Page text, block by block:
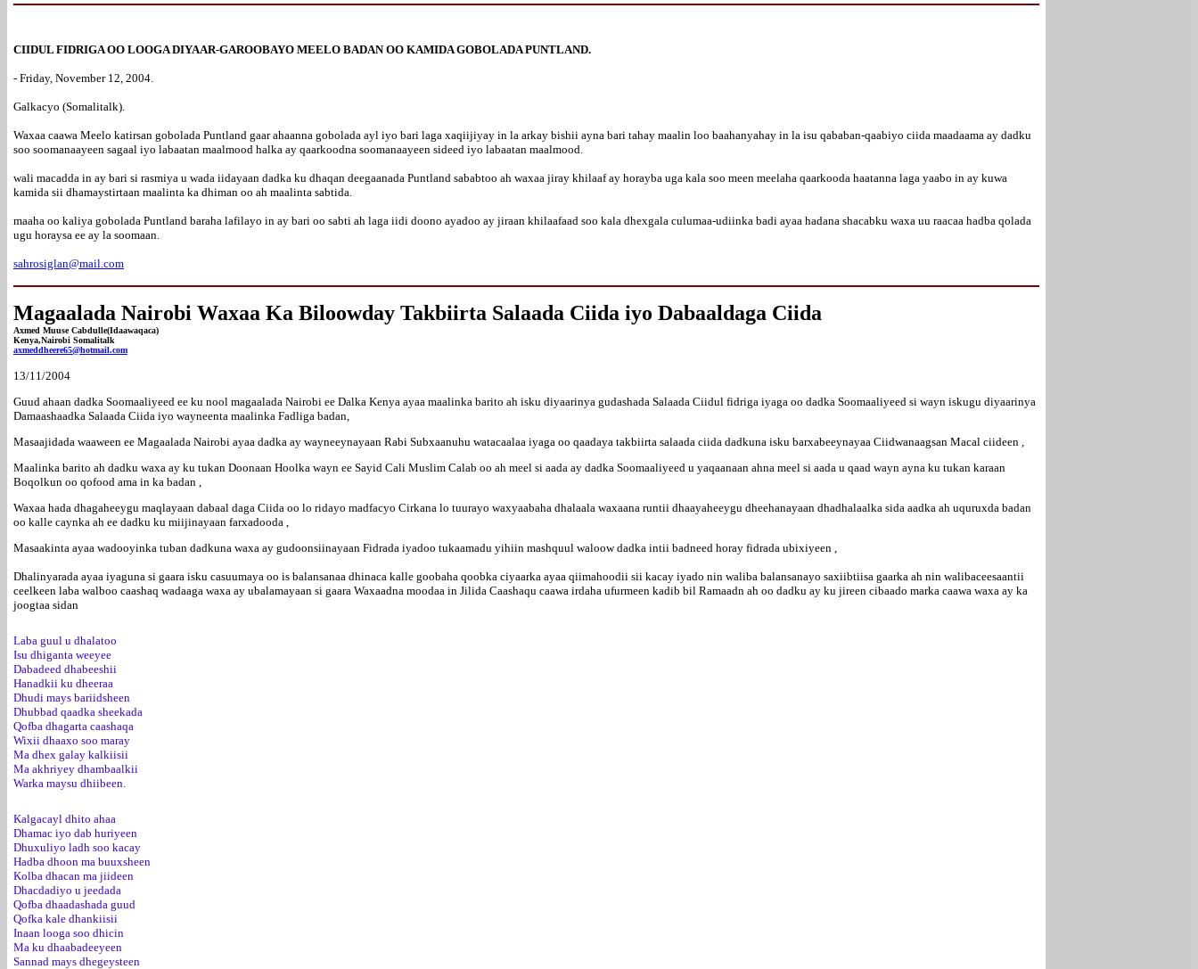
CIIDUL FIDRIGA OO LOOGA DIYAAR-GAROOBAYO MEELO BADAN OO KAMIDA GOBOLADA PUNTLAND.
- Friday, November 12, 2004.
Galkacyo (Somalitalk).
Waxaa caawa Meelo katirsan gobolada Puntland gaar ahaanna gobolada ayl iyo bari laga xaqiijiyay in la arkay bishii ayna bari tahay maalin loo baahanyahay in la isu qababan-qaabiyo ciida maadaama ay dadku
soo soomanaayeen sagaal iyo labaatan maalmood halka ay qaarkoodna soomanaayeen sideed iyo labaatan maalmood.
wali macadda in ay bari si rasmiya u wada iidayaan dadka ku dhaqan deegaanada Puntland sababtoo ah waxaa jiray khilaaf ay horayba uga kala soo meen meelaha qaarkooda haatanna laga yaabo in ay kuwa
kamida sii dhamaystirtaan maalinta ka dhiman oo ah maalinta sabtida.
maaha oo kaliya gobolada Puntland baraha lafilayo in ay bari oo sabti ah laga iidi doono ayadoo ay jiraan khilaafaad soo kala dhexgala culumaa-udiinka badi ayaa hadana shacabku waxa uu raacaa hadba qolada
ugu horaysa ee ay la soomaan.
sahrosiglan@mail.com
Magaalada Nairobi Waxaa Ka Biloowday Takbiirta Salaada Ciida iyo Dabaaldaga Ciida
Axmed Muuse Cabdulle(Idaawaqaca)
Kenya,Nairobi Somalitalk
axmeddheere65@hotmail.com
13/11/2004
Guud ahaan dadka Soomaaliyeed ee ku nool magaalada Nairobi ee Dalka Kenya ayaa maalinka barito ah isku diyaarinya gudashada Salaada Ciidul fidriga iyaga oo dadka Soomaaliyeed si wayn iskugu diyaarinya
Damaashaadka Salaada Ciida iyo wayneenta maalinka Fadliga badan,
Masaajidada waaween ee Magaalada Nairobi ayaa dadka ay wayneeynayaan Rabi Subxaanuhu watacaalaa iyaga oo qaadaya takbiirta salaada ciida dadkuna isku barxabeeynayaa Ciidwanaagsan Macal ciideen ,
Maalinka barito ah dadku waxa ay ku tukan Doonaan Hoolka wayn ee Sayid Cali Muslim Calab oo ah meel si aada ay dadka Soomaaliyeed u yaqaanaan ahna meel si aada u qaad wayn ayna ku tukan karaan
Boqolkun oo qofood ama in ka badan ,
Waxaa hada dhagaheeygu maqlayaan dabaal daga Ciida oo lo ridayo madfacyo Cirkana lo tuurayo waxyaabaha dhalaala waxaana runtii dhaayaheeygu dheehanayaan dhadhalaalka sida aadka ah uquruxda badan
oo kalle caynka ah ee dadku ku miijinayaan farxadooda ,
Masaakinta ayaa wadooyinka tuban dadkuna waxa ay gudoonsiinayaan Fidrada iyadoo tukaamadu yihiin mashquul waloow dadka intii badneed horay fidrada ubixiyeen ,
Dhalinyarada ayaa iyaguna si gaara isku casuumaya oo is balansanaa dhinaca kalle goobaha qoobka ciyaarka ayaa qiimahoodii sii kacay iyado nin waliba balansanayo saxiibtiisa gaarka ah nin walibaceesaantii
ceelkeen laba walboo caashaq wadaaga waxa ay ubalamayaan si gaara Waxaadna moodaa in Jilida Caashaqu caawa irdaha ufurmeen kadib bil Ramaadn ah oo dadku ay ku jireen cibaado marka caawa waxa ay ka
joogtaa sidan
Laba guul u dhalatoo
Isu dhiganta weeyee
Dabadeed dhabeeshii
Hanadkii ku dheeraa
Dhudi mays bariidsheen
Dhubbad qaadka sheekada
Qofba dhagarta caashaqa
Wixii dhaaxo soo maray
Ma dhex galay kalkiisii
Ma akhriyey dhambaalkii
Warka maysu dhiibeen.
Kalgacayl dhito ahaa
Dhamac iyo dab huriyeen
Dhuxuliyo ladh soo kacay
Hadba dhoon ma buuxsheen
Kolba dhacan ma jiideen
Dhacdadiyo u jeedada
Qofba dhaadashada guud
Qofka kale dhankiisii
Inaan looga soo dhicin
Ma ku dhaabadeeyeen
Sannad mays dhegeysteen